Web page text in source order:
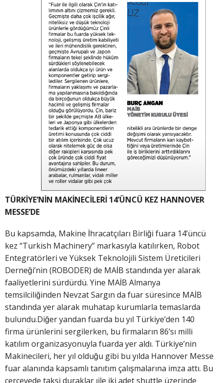
TÜRKİYE’NİN MAKİNECİLERİ 14’ÜNCÜ KEZ HANNOVER
MESSE’DE
Bu kapsamda, Makine İhracatçıları Birliği fuara 14’üncü
kez “Turkish Machinery” markasıyla katılırken, Robot
Entegratörleri ve Yüksek Teknolojili Sistem Üreticileri
Derneği’nin (ROBODER) de MAİB standında yer alarak
faaliyetlerini sürdürdü. Yine MAİB Almanya
temsilciliğinden Nevzat Sargın da fuar süresince MAİB
standında yer alarak muhatap kurumlarla temaslarda
bulundu.Diğer yandan fuarda bu yıl Türkiye’den 140
firma ürünlerini sergilerken, bu firmaların 86’sı milli
katılım organizasyonuyla fuarda yer aldı. Türkiye’nin
Makinecileri, her yıl olduğu gibi bu yılda Hannover Messe
fuar alanında kapsamlı tanıtım çalışmalarına imza attı. Bu
çerçevede taksi duraklar ıile iki adet shuttle üzerinde